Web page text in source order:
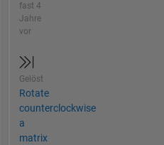
fast 4
Jahre
vor
Gelöst
Rotate
counterclockwise
a
matrix